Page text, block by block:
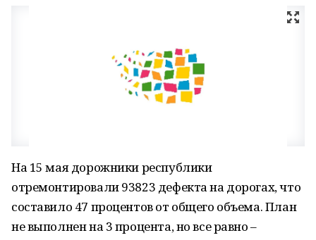
На 15 мая дорожники республики
отремонтировали 93823 дефекта на дорогах, что
составило 47 процентов от общего объема. План
не выполнен на 3 процента, но все равно –